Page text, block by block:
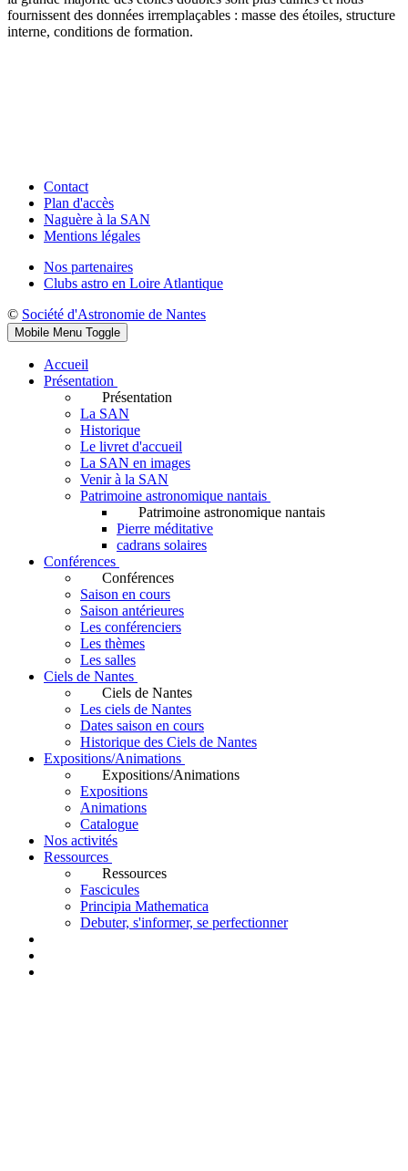
fournissent des données irremplaçables : masse des étoiles, structure
interne, conditions de formation.
Contact
Plan d'accès
Naguère à la SAN
Mentions légales
Nos partenaires
Clubs astro en Loire Atlantique
© Société d'Astronomie de Nantes
Mobile Menu Toggle
Accueil
Présentation
Présentation
La SAN
Historique
Le livret d'accueil
La SAN en images
Venir à la SAN
Patrimoine astronomique nantais
Patrimoine astronomique nantais
Pierre méditative
cadrans solaires
Conférences
Conférences
Saison en cours
Saison antérieures
Les conférenciers
Les thèmes
Les salles
Ciels de Nantes
Ciels de Nantes
Les ciels de Nantes
Dates saison en cours
Historique des Ciels de Nantes
Expositions/Animations
Expositions/Animations
Expositions
Animations
Catalogue
Nos activités
Ressources
Ressources
Fascicules
Principia Mathematica
Debuter, s'informer, se perfectionner